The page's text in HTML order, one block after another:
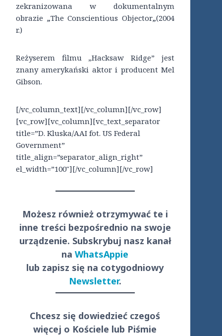
zekranizowana w dokumentalnym
obrazie „The Conscientious Objector„(2004
r.)
Reżyserem filmu „Hacksaw Ridge” jest
znany amerykański aktor i producent Mel
Gibson.
[/vc_column_text][/vc_column][/vc_row]
[vc_row][vc_column][vc_text_separator
title=”D. Kluska/AAI fot. US Federal
Government”
title_align=”separator_align_right”
el_width=”100″][/vc_column][/vc_row]
Możesz również otrzymywać te i
inne treści bezpośrednio na swoje
urządzenie. Subskrybuj nasz kanał
naWhatsAppie
lub zapisz się na cotygodniowy
Newsletter.
Chcesz się dowiedzieć czegoś
więcej o Kościele lub Piśmie